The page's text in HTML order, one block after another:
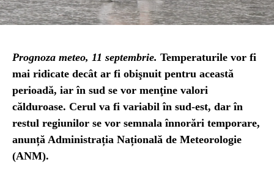
Prognoza meteo, 11 septembrie. Temperaturile vor fi
mai ridicate decât ar fi obişnuit pentru această
perioadă, iar în sud se vor menţine valori
călduroase. Cerul va fi variabil în sud-est, dar în
restul regiunilor se vor semnala înnorări temporare,
anunță Administrația Națională de Meteorologie
(ANM).